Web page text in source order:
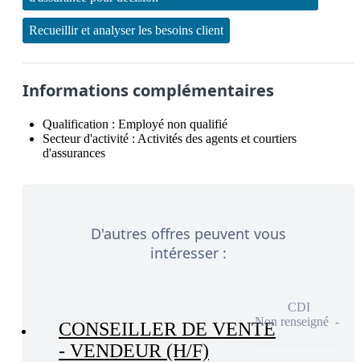
Recueillir et analyser les besoins client
Informations complémentaires
Qualification : Employé non qualifié
Secteur d'activité : Activités des agents et courtiers
d'assurances
D'autres offres peuvent vous
intéresser :
CONSEILLER DE VENTE
- VENDEUR (H/F)
CDI
Non renseigné